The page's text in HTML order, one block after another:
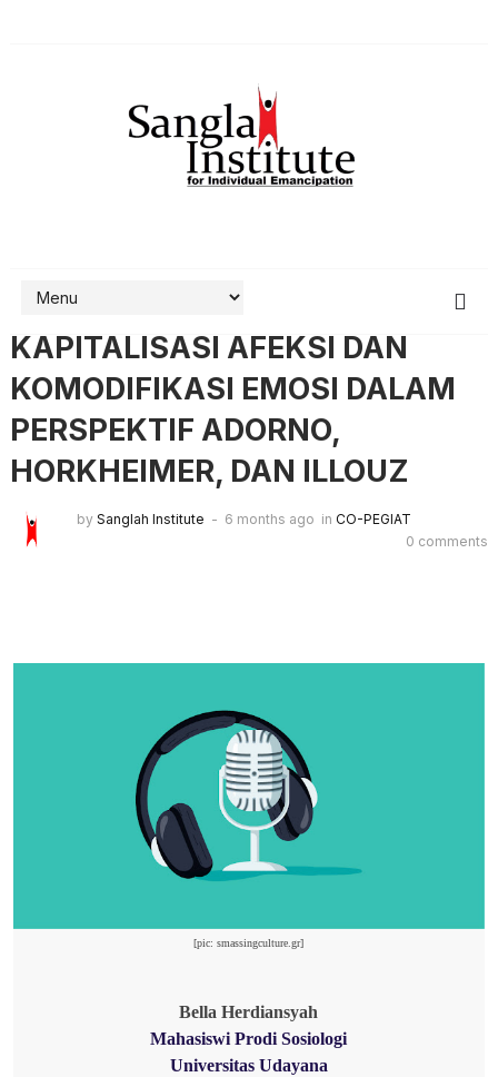
KAPITALISASI AFEKSI DAN
KOMODIFIKASI EMOSI DALAM
PERSPEKTIF ADORNO,
HORKHEIMER, DAN ILLOUZ
by Sanglah Institute 6 months ago in CO-PEGIAT
0 comments
[pic: smassingculture.gr]
Bella Herdiansyah
Mahasiswi Prodi Sosiologi
Universitas Udayana